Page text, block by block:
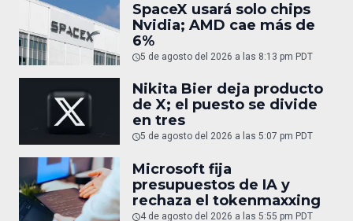
SpaceX usará solo chips
Nvidia; AMD cae más de
6%
5 de agosto del 2026 a las 8:13 pm PDT
Nikita Bier deja producto
de X; el puesto se divide
en tres
5 de agosto del 2026 a las 5:07 pm PDT
Microsoft fija
presupuestos de IA y
rechaza el tokenmaxxing
4 de agosto del 2026 a las 5:55 pm PDT